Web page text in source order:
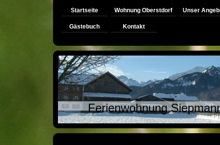
Startseite Wohnung Oberstdorf Unser
Gästebuch Kontakt
Ferienwohnung